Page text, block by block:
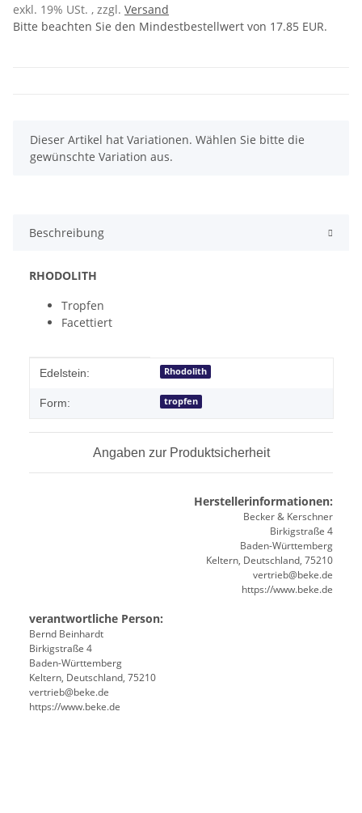
exkl. 19% USt. , zzgl. Versand
Bitte beachten Sie den Mindestbestellwert von 17.85 EUR.
x
Dieser Artikel hat Variationen. Wählen Sie bitte die
gewünschte Variation aus.
Beschreibung
RHODOLITH
Tropfen
Facettiert
Produkteigenschaft
Wert
Edelstein: Rhodolith
Form: tropfen
Angaben zur Produktsicherheit
Herstellerinformationen:
Becker & Kerschner
Birkigstraße 4
Baden-Württemberg
Keltern, Deutschland, 75210
vertrieb@beke.de
https://www.beke.de
verantwortliche Person:
Bernd Beinhardt
Birkigstraße 4
Baden-Württemberg
Keltern, Deutschland, 75210
vertrieb@beke.de
https://www.beke.de